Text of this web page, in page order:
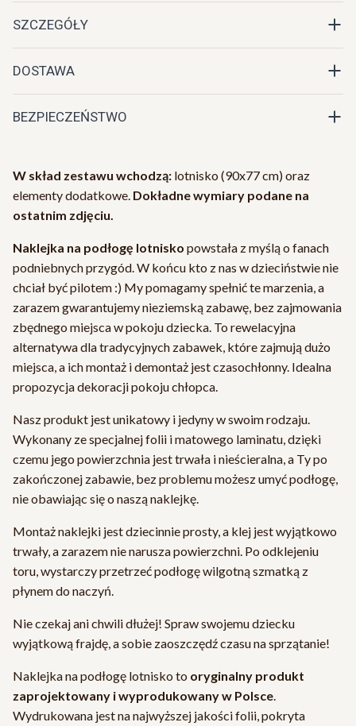
SZCZEGÓŁY
DOSTAWA
BEZPIECZEŃSTWO
W skład zestawu wchodzą: lotnisko (90x77 cm) oraz
elementy dodatkowe. Dokładne wymiary podane na
ostatnim zdjęciu.
Naklejka na podłogę lotnisko powstała z myślą o fanach
podniebnych przygód. W końcu kto z nas w dzieciństwie nie
chciał być pilotem :) My pomagamy spełnić te marzenia, a
zarazem gwarantujemy nieziemską zabawę, bez zajmowania
zbędnego miejsca w pokoju dziecka. To rewelacyjna
alternatywa dla tradycyjnych zabawek, które zajmują dużo
miejsca, a ich montaż i demontaż jest czasochłonny. Idealna
propozycja dekoracji pokoju chłopca.
Nasz produkt jest unikatowy i jedyny w swoim rodzaju.
Wykonany ze specjalnej folii i matowego laminatu, dzięki
czemu jego powierzchnia jest trwała i nieścieralna, a Ty po
zakończonej zabawie, bez problemu możesz umyć podłogę,
nie obawiając się o naszą naklejkę.
Montaż naklejki jest dziecinnie prosty, a klej jest wyjątkowo
trwały, a zarazem nie narusza powierzchni. Po odklejeniu
toru, wystarczy przetrzeć podłogę wilgotną szmatką z
płynem do naczyń.
Nie czekaj ani chwili dłużej! Spraw swojemu dziecku
wyjątkową frajdę, a sobie zaoszczędź czasu na sprzątanie!
Naklejka na podłogę lotnisko to oryginalny produkt
zaprojektowany i wyprodukowany w Polsce.
Wydrukowana jest na najwyższej jakości folii, pokryta